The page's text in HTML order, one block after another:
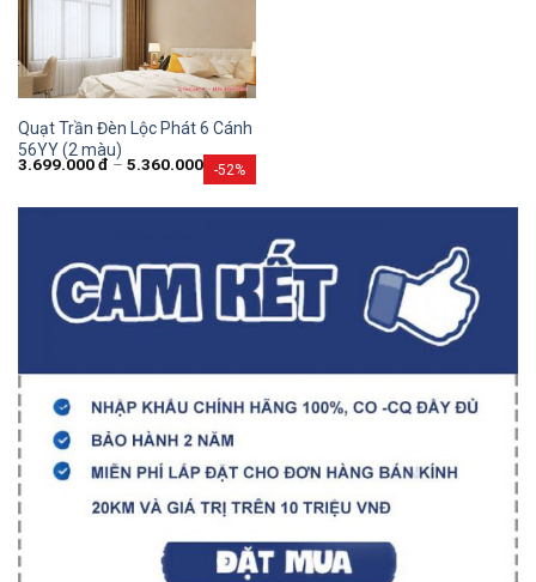
-52%
Quạt Trần Đèn Lộc Phát 6 Cánh
56YY (2 màu)
3.699.000đ – 5.360.000